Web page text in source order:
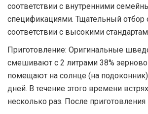
соответствии с внутренними
спецификациями. Тщательный отбор
соответствии с высокими
Приготовление: Оригинальные
смешивают с 2 литрами 38%
помещают на солнце (на
дней. В течение этого времени
несколько раз. После приготовления